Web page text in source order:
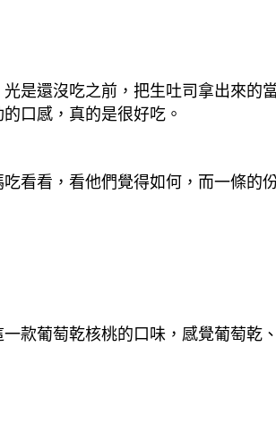
是還沒吃之前，把生吐司拿出來的
口感，真的是很好吃。
吃看看，看他們覺得如何，而一條的
款葡萄乾核桃的口味，感覺葡萄乾